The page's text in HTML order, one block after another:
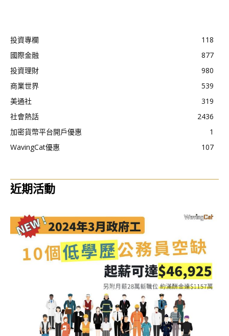
投資專欄
118
國際金融
877
投資理財
980
商業世界
539
美通社
319
社會熱話
2436
加密貨幣平台開戶優惠
1
WavingCat優惠
107
近期活動